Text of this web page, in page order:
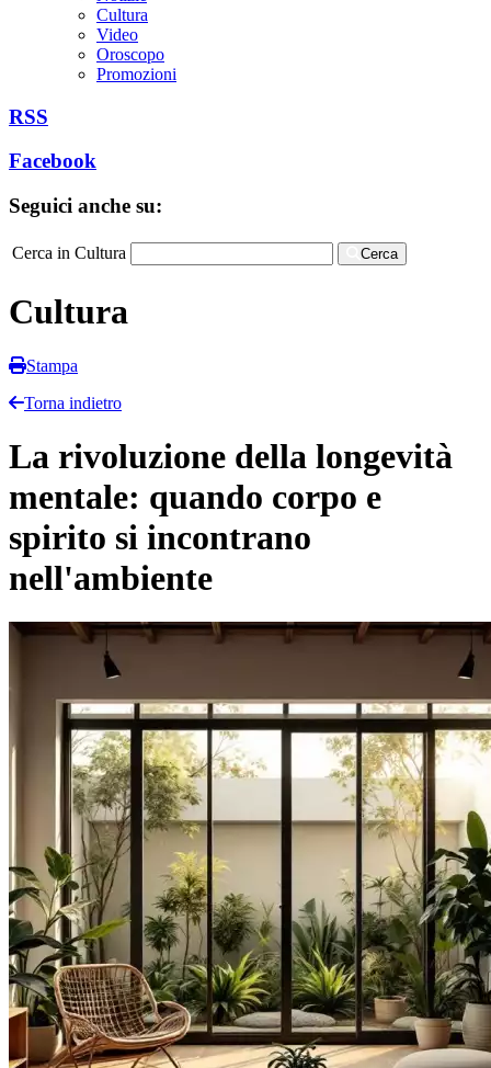
Cultura
Video
Oroscopo
Promozioni
RSS
Facebook
Seguici anche su:
Cerca in Cultura Cerca
Cultura
Stampa
Torna indietro
La rivoluzione della longevità
mentale: quando corpo e
spirito si incontrano
nell'ambiente